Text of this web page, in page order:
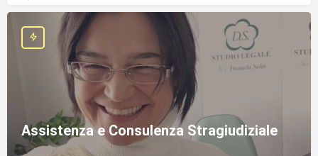
Assistenza e Consulenza Stragiudiziale